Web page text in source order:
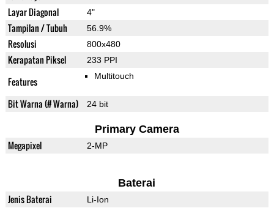
Layar Diagonal 4"
Tampilan / Tubuh 56.9%
Resolusi 800x480
Kerapatan Piksel 233 PPI
Features Multitouch
Bit Warna (# Warna) 24 bit
Primary Camera
Megapixel 2-MP
Baterai
Jenis Baterai Li-Ion